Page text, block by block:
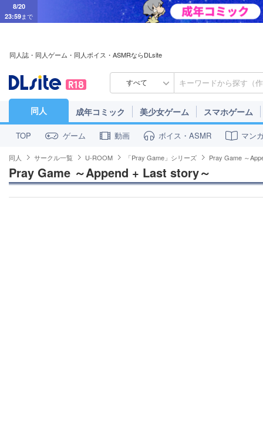
8/20
23:59まで
同人誌・同人ゲーム・同人ボイス・ASMRならDLsite
すべて
同人 成年コミック 美少女ゲーム スマホゲーム
TOP ゲーム 動画 ボイス・ASMR マン
同人 サークル一覧 U-ROOM 「Pray Game」シリーズ Pray Game ～
Pray Game ～Append + Last story～